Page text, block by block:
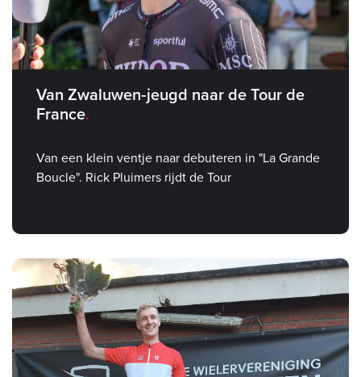
Van Zwaluwen‑jeugd naar de Tour de
France
Van een klein ventje naar debuteren in "La Grande
Boucle". Rick Pluimers rijdt de Tour